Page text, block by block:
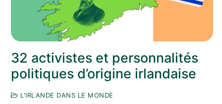
32 activistes et personnalités
politiques d’origine irlandaise
L'IRLANDE DANS LE MONDE